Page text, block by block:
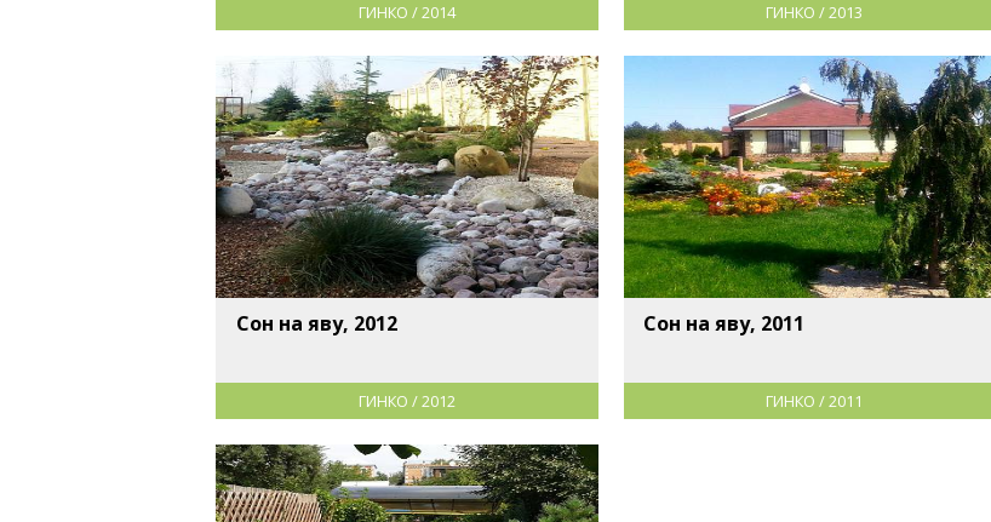
ГИНКО / 2014 ГИНКО / 2013
Сон на яву, 2012
ГИНКО / 2012
Сон на яву, 2011
ГИНКО / 2011